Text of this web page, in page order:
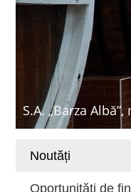
S.A. „Barza
Noutăți
Oportunități de